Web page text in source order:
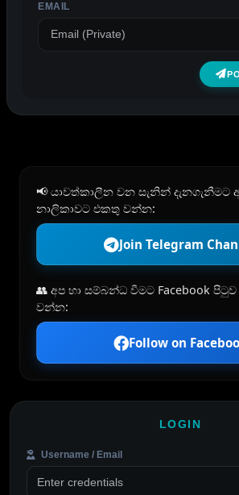
EMAIL
📢 යාවත්කාලීන වන සැනින් දැනගැනීමට
නාලිකාවට එකතු වන්න:
Join Telegram
👥 අප හා සම්බන්ධ වීමට Facebook
වන්න:
Follow on
LOGIN
Username / Email